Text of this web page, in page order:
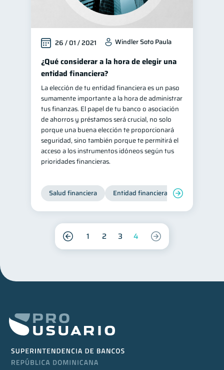
26 / 01 / 2021 Windler Soto Paula
¿Qué considerar a la hora de elegir una
entidad financiera?
La elección de tu entidad financiera es un paso
sumamente importante a la hora de administrar
tus finanzas. El papel de tu banco o asociación
de ahorros y préstamos será crucial, no solo
porque una buena elección te proporcionará
seguridad, sino también porque te permitirá el
acceso a los instrumentos idóneos según tus
prioridades financieras.
Salud financiera Entidad financiera
1 2 3 4